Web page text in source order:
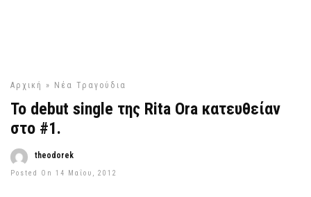
Αρχική » Νέα Τραγούδια
Το debut single της Rita Ora κατευθείαν
στο #1.
theodorek
Posted On 14 Μαΐου, 2012